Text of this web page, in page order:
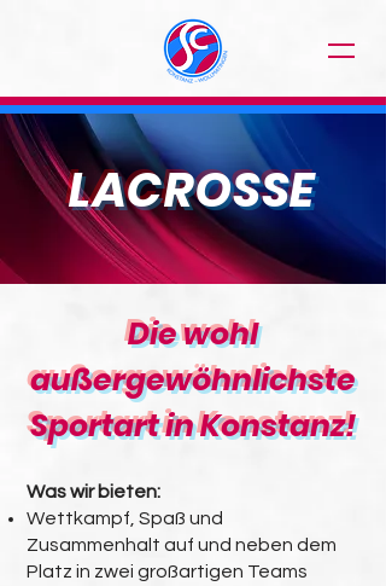
LACROSSE
Die wohl
außergewöhnlichste
Sportart in Konstanz!
Was wir bieten:
Wettkampf, Spaß und
Zusammenhalt auf und neben dem
Platz in zwei großartigen Teams